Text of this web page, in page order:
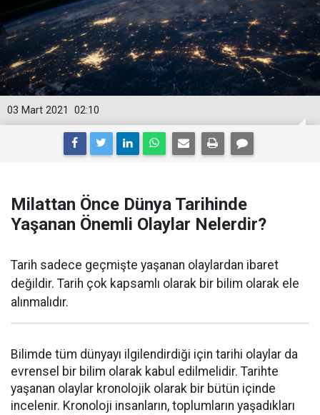
02:10
03 Mart 2021
Milattan Önce Dünya Tarihinde
Yaşanan Önemli Olaylar Nelerdir?
Tarih sadece geçmişte yaşanan olaylardan ibaret
değildir. Tarih çok kapsamlı olarak bir bilim olarak ele
alınmalıdır.
Bilimde tüm dünyayı ilgilendirdiği için tarihi olaylar da
evrensel bir bilim olarak kabul edilmelidir. Tarihte
yaşanan olaylar kronolojik olarak bir bütün içinde
incelenir. Kronoloji insanların, toplumların yaşadıkları